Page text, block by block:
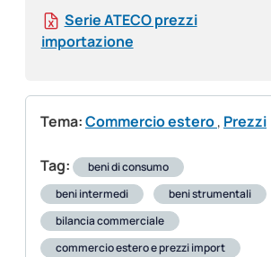
Serie ATECO prezzi
importazione
Tema:Commercio estero, Prezzi
Tag:
beni di consumo
beni intermedi
beni strumentali
bilancia commerciale
commercio estero e prezzi import